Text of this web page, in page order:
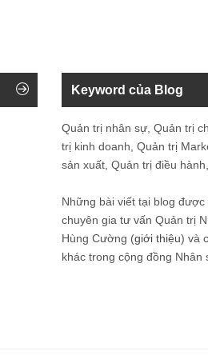
Keyword của Blog
Quản trị nhân sự, Quản trị
trị kinh doanh, Quản trị
sản xuất, Quản trị điều
Những bài viết tại blog
chuyên gia tư vấn Quản trị
Hùng Cường (giới thiệu) và
khác trong cộng đồng Nhân